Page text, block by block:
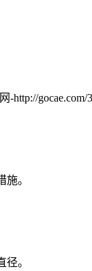
-http://gocae.com/
。
。